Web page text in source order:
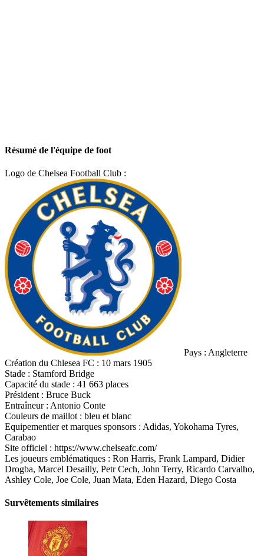
Résumé de l'équipe de foot
Logo de Chelsea Football Club :
Pays : Angleterre
Création du Chlesea FC : 10 mars 1905
Stade : Stamford Bridge
Capacité du stade : 41 663 places
Président : Bruce Buck
Entraîneur : Antonio Conte
Couleurs de maillot : bleu et blanc
Equipementier et marques sponsors : Adidas, Yokohama Tyres,
Carabao
Site officiel : https://www.chelseafc.com/
Les joueurs emblématiques : Ron Harris, Frank Lampard, Didier
Drogba, Marcel Desailly, Petr Cech, John Terry, Ricardo Carvalho,
Ashley Cole, Joe Cole, Juan Mata, Eden Hazard, Diego Costa
Survêtements similaires